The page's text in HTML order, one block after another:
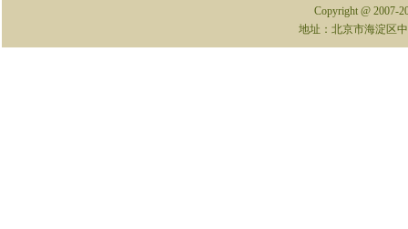
Copyright @ 2007-
地址：北京市海淀区